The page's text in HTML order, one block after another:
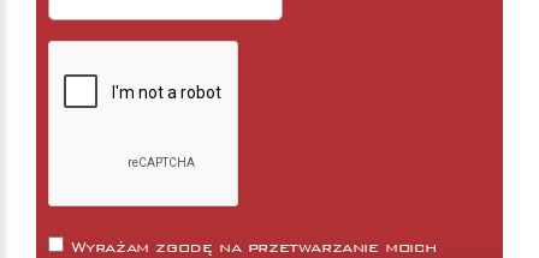
Wyrażam zgodę na przetwarzanie moich